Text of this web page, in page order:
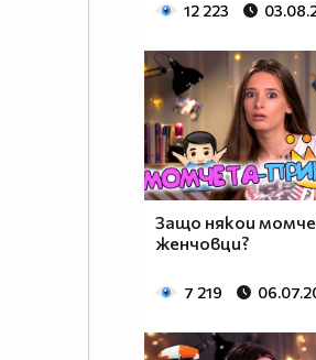
12 223
Защо някои
женчовци?
7 219